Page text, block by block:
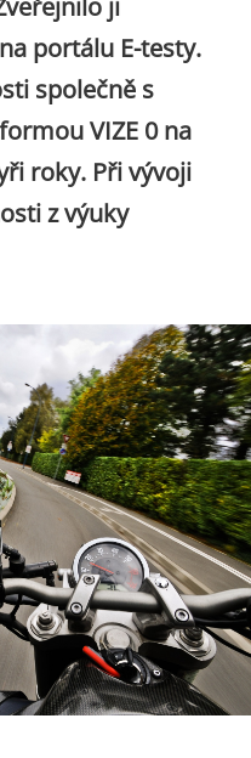
ji
portálu E-testy.
společně s
VIZE 0 na
roky. Při vývoji
z výuky